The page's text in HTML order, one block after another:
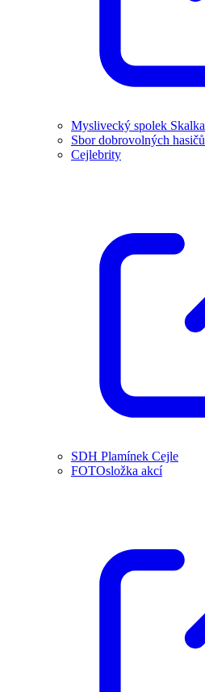
Myslivecký spolek Skalka
Sbor dobrovolných hasičů
Cejlebrity
SDH Plamínek Cejle
FOTOsložka akcí